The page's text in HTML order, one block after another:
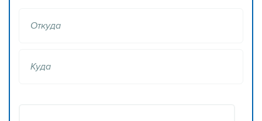
Откуда
Куда